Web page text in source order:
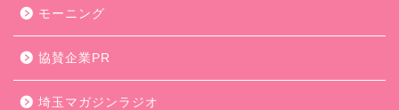
モーニング
協賛企業PR
埼玉マガジンラジオ